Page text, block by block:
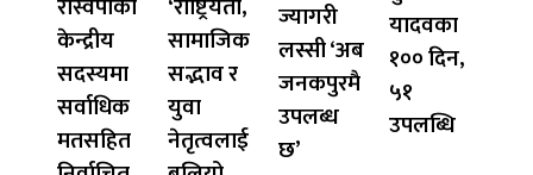
केन्द्रीय
सदस्यमा
सर्वाधिक
मतसहित
सामाजिक
सद्भाव र
युवा
नेतृत्वलाई
ज्यागरी
लस्सी ‘अब
जनकपुरमै
उपलब्ध
छ’
यादवका
१०० दिन,
५१
उपलब्धि